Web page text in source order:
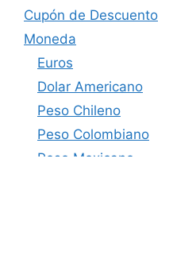
Cupón de Descuento
Moneda
Euros
Dolar Americano
Peso Chileno
Peso Colombiano
Peso Mexicano